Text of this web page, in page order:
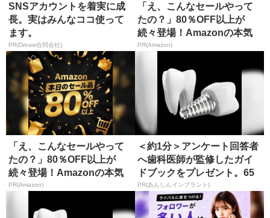
SNSアカウントを着実に成
長。実はみんなココ使って
ます。
PR(Dreaw合同会社)
「え、こんなセールやって
たの？」80％OFF以上が
続々登場！Amazonの本気
が...
PR(Amazon)
「え、こんなセールやって
たの？」80％OFF以上が
続々登場！Amazonの本気
が...
PR(Amazon)
＜約1分＞アンケート回答者
へ歯科医師が監修したガイ
ドブックをプレゼント。65
歳以...
PR(あんしんインプラント)